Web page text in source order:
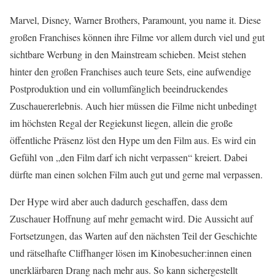
Marvel, Disney, Warner Brothers, Paramount, you name it. Diese
großen Franchises können ihre Filme vor allem durch viel und gut
sichtbare Werbung in den Mainstream schieben. Meist stehen
hinter den großen Franchises auch teure Sets, eine aufwendige
Postproduktion und ein vollumfänglich beeindruckendes
Zuschauererlebnis. Auch hier müssen die Filme nicht unbedingt
im höchsten Regal der Regiekunst liegen, allein die große
öffentliche Präsenz löst den Hype um den Film aus. Es wird ein
Gefühl von „den Film darf ich nicht verpassen“ kreiert. Dabei
dürfte man einen solchen Film auch gut und gerne mal verpassen.
Der Hype wird aber auch dadurch geschaffen, dass dem
Zuschauer Hoffnung auf mehr gemacht wird. Die Aussicht auf
Fortsetzungen, das Warten auf den nächsten Teil der Geschichte
und rätselhafte Cliffhanger lösen im Kinobesucher:innen einen
unerklärbaren Drang nach mehr aus. So kann sichergestellt